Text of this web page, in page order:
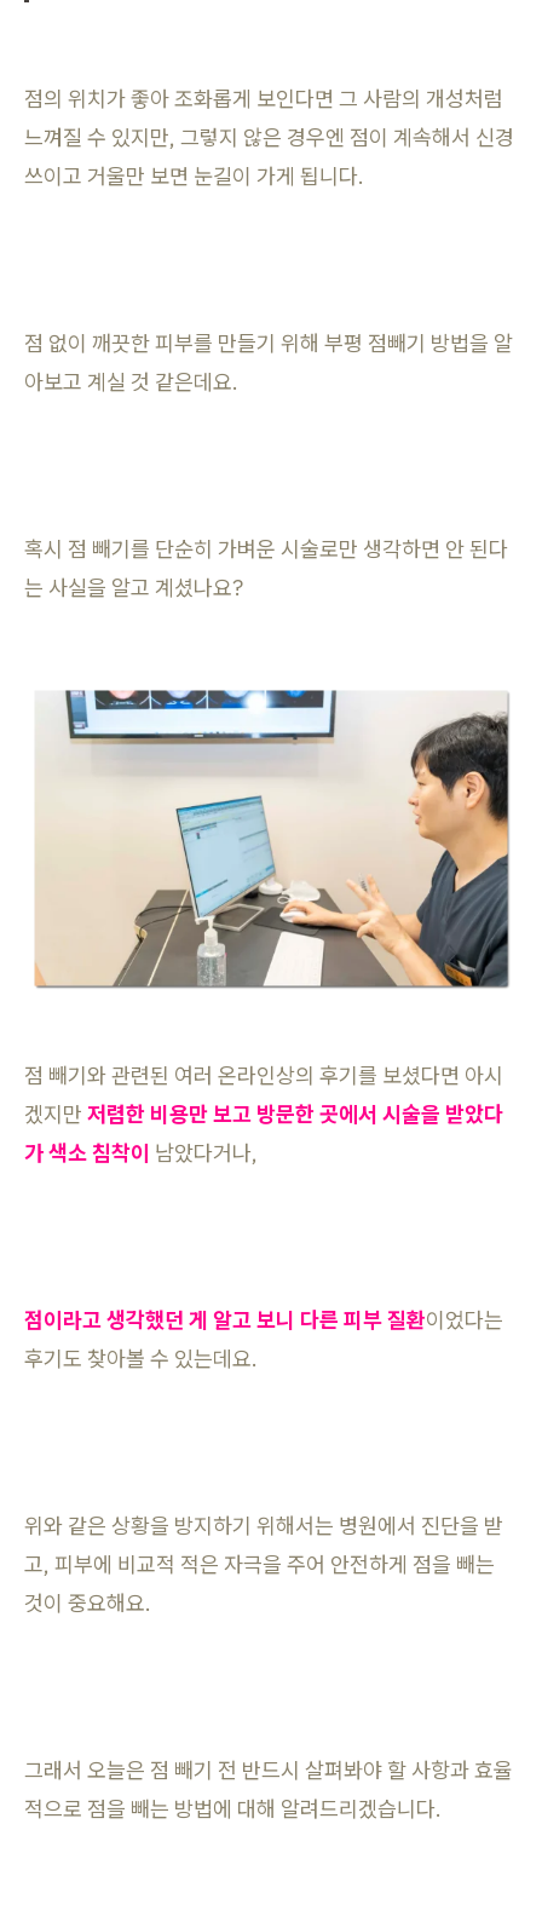
점의 위치가 좋아 조화롭게 보인다면 그 사람의 개성처럼
느껴질 수 있지만, 그렇지 않은 경우엔 점이 계속해서 신경
쓰이고 거울만 보면 눈길이 가게 됩니다.
점 없이 깨끗한 피부를 만들기 위해 부평 점빼기 방법을 알
아보고 계실 것 같은데요.
혹시 점 빼기를 단순히 가벼운 시술로만 생각하면 안 된다
는 사실을 알고 계셨나요?
점 빼기와 관련된 여러 온라인상의 후기를 보셨다면 아시
겠지만 저렴한 비용만 보고 방문한 곳에서 시술을 받았다
가 색소 침착이 남았다거나,
점이라고 생각했던 게 알고 보니 다른 피부 질환이었다는
후기도 찾아볼 수 있는데요.
위와 같은 상황을 방지하기 위해서는 병원에서 진단을 받
고, 피부에 비교적 적은 자극을 주어 안전하게 점을 빼는
것이 중요해요.
그래서 오늘은 점 빼기 전 반드시 살펴봐야 할 사항과 효율
적으로 점을 빼는 방법에 대해 알려드리겠습니다.